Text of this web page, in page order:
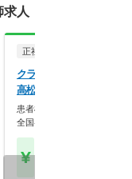
求人
正社員
クラフト株式会社 さく
高松郷東店
患者様に寄り添う薬局を目
全国各地に展開する調…